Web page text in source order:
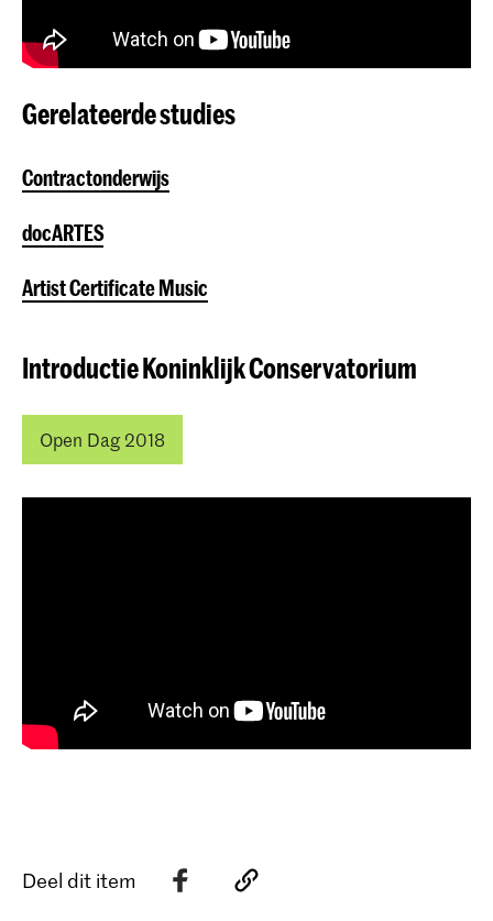
Gerelateerde studies
Contractonderwijs
docARTES
Artist Certificate Music
Introductie Koninklijk Conservatorium
Open Dag 2018
Deel dit item